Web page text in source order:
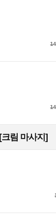
[크림 마사지]